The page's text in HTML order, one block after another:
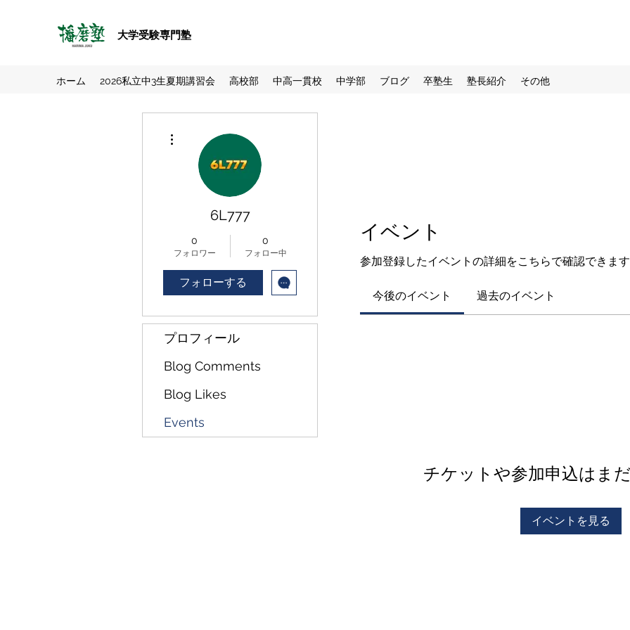
大学受験専門塾
ホーム 2026私立中3生夏期講習会 高校部 中高一貫校 中学部 ブログ 卒塾生 塾長紹介 その他
イベント
参加登録したイベントの詳細をこちらで確認できます
今後のイベント 過去のイベント
チケットや参加申込はま
イベントを見る
6L777
0
フォロワー
0
フォロー中
フォローする
プロフィール
Blog Comments
Blog Likes
Events